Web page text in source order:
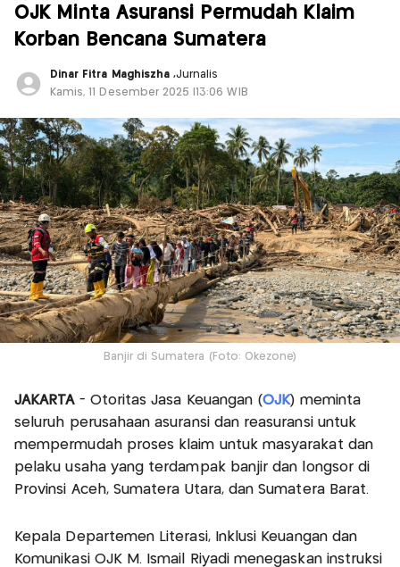
OJK Minta Asuransi Permudah Klaim
Korban Bencana Sumatera
Dinar Fitra Maghiszha,Jurnalis
Kamis, 11 Desember 2025 |13:06 WIB
Banjir di Sumatera (Foto: Okezone)
JAKARTA- Otoritas Jasa Keuangan (OJK) meminta
seluruh perusahaan asuransi dan reasuransi untuk
mempermudah proses klaim untuk masyarakat dan
pelaku usaha yang terdampak banjir dan longsor di
Provinsi Aceh, Sumatera Utara, dan Sumatera Barat.
Kepala Departemen Literasi, Inklusi Keuangan dan
Komunikasi OJK M. Ismail Riyadi menegaskan instruksi